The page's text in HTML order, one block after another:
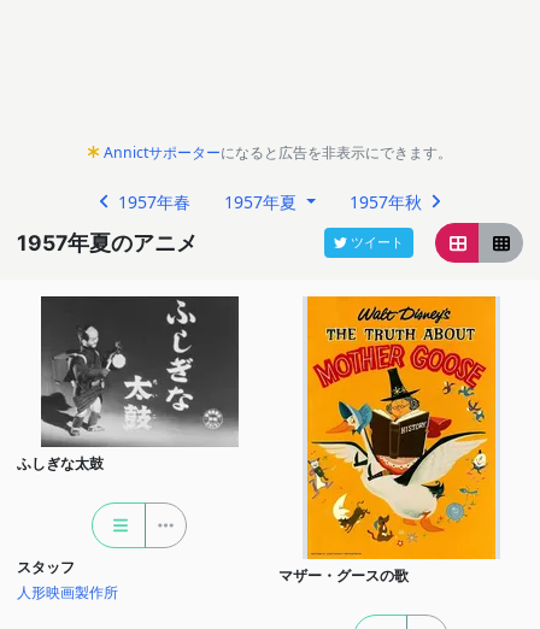
Annictサポーターになると広告を非表示にできます。
1957年春 1957年夏 1957年秋
1957年夏のアニメ ツイート
ふしぎな太鼓
スタッフ
人形映画製作所
マザー・グースの歌